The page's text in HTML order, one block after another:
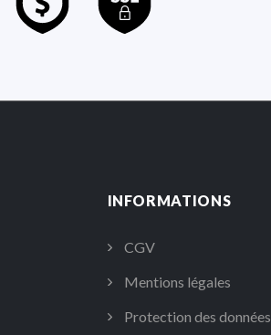
INFORMATIONS
CGV
Mentions légales
Protection des données